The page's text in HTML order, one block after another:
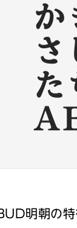
明朝の